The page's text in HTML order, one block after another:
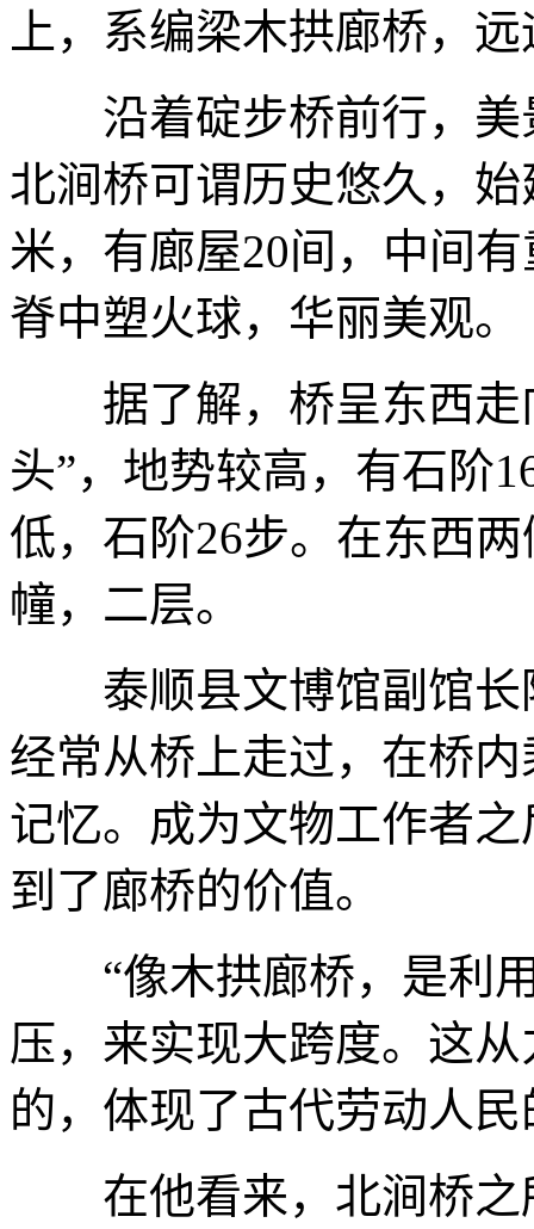
上，系编梁木拱廊桥，
沿着碇步桥前行，美
北涧桥可谓历史悠久，
米，有廊屋20间，中间
脊中塑火球，华丽美观。
据了解，桥呈东西走
头”，地势较高，有石阶
低，石阶26步。在东西
幢，二层。
泰顺县文博馆副馆长
经常从桥上走过，在桥
记忆。成为文物工作者
到了廊桥的价值。
“像木拱廊桥，是利用
压，来实现大跨度。这
的，体现了古代劳动人
在他看来，北涧桥之